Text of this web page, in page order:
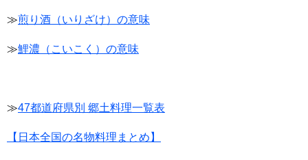
≫煎り酒（いりざけ）の意味
≫鯉濃（こいこく）の意味
≫47都道府県別 郷土料理一覧表
【日本全国の名物料理まとめ】